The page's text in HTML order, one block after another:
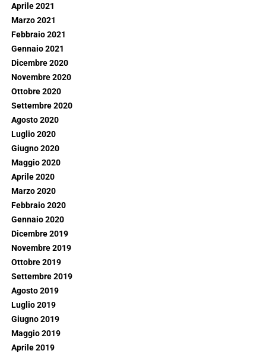
Aprile 2021
Marzo 2021
Febbraio 2021
Gennaio 2021
Dicembre 2020
Novembre 2020
Ottobre 2020
Settembre 2020
Agosto 2020
Luglio 2020
Giugno 2020
Maggio 2020
Aprile 2020
Marzo 2020
Febbraio 2020
Gennaio 2020
Dicembre 2019
Novembre 2019
Ottobre 2019
Settembre 2019
Agosto 2019
Luglio 2019
Giugno 2019
Maggio 2019
Aprile 2019